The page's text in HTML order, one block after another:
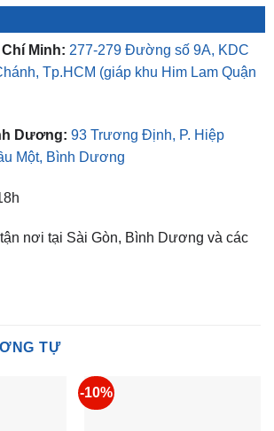
Minh: 277-279 Đường số 9A, KDC
Tp.HCM (giáp khu Him Lam Quận
Dương: 93 Trương Định, P. Hiệp
Một, Bình Dương
nơi tại Sài Gòn, Bình Dương và các
TỰ
-10%